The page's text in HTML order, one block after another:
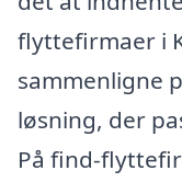
flyttefirmaer i
sammenligne
løsning, der
På find-